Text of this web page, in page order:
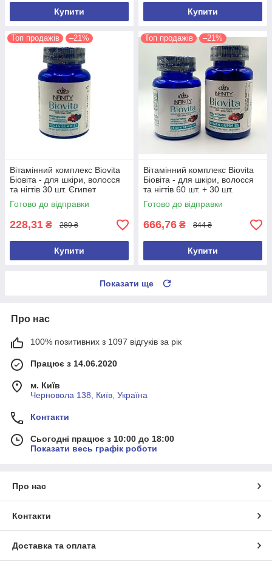
Купити Купити
Топ продажів –21%
Вітамінний комплекс Biovita
Біовіта - для шкіри, волосся
та нігтів 30 шт. Єгипет
Оригінал
Готово до відправки
228,31 ₴ 289 ₴
Купити
Топ продажів –21%
Вітамінний комплекс Biovita
Біовіта - для шкіри, волосся
та нігтів 60 шт. + 30 шт.
Єгипет Оригінал
Готово до відправки
666,76 ₴ 844 ₴
Купити
Показати ще
Про нас
100% позитивних з 1097 відгуків за рік
Працює з 14.06.2020
м. Київ
Черновола 138, Київ, Україна
Контакти
Сьогодні працює з 10:00 до 18:00
Показати весь графік роботи
Про нас
Контакти
Доставка та оплата